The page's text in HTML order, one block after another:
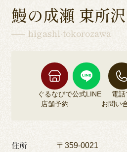
鰻の成瀬 東所
higashi-tokorozawa
ぐるなびで
店舗予約
公式LINE
電話
お問い
住所
〒359-0021